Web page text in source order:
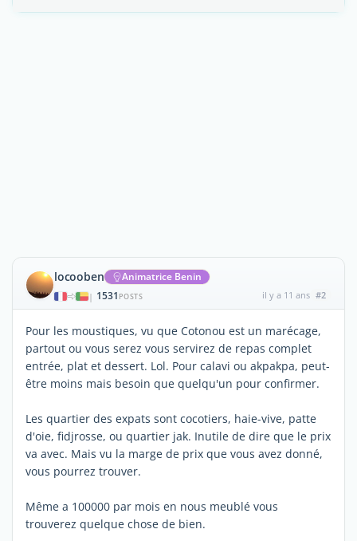
locooben Animatrice Benin
| 1531 POSTS il y a 11 ans #2
Pour les moustiques, vu que Cotonou est un marécage,
partout ou vous serez vous servirez de repas complet
entrée, plat et dessert. Lol. Pour calavi ou akpakpa, peut-
être moins mais besoin que quelqu'un pour confirmer.
Les quartier des expats sont cocotiers, haie-vive, patte
d'oie, fidjrosse, ou quartier jak. Inutile de dire que le prix
va avec. Mais vu la marge de prix que vous avez donné,
vous pourrez trouver.
Même a 100000 par mois en nous meublé vous
trouverez quelque chose de bien.